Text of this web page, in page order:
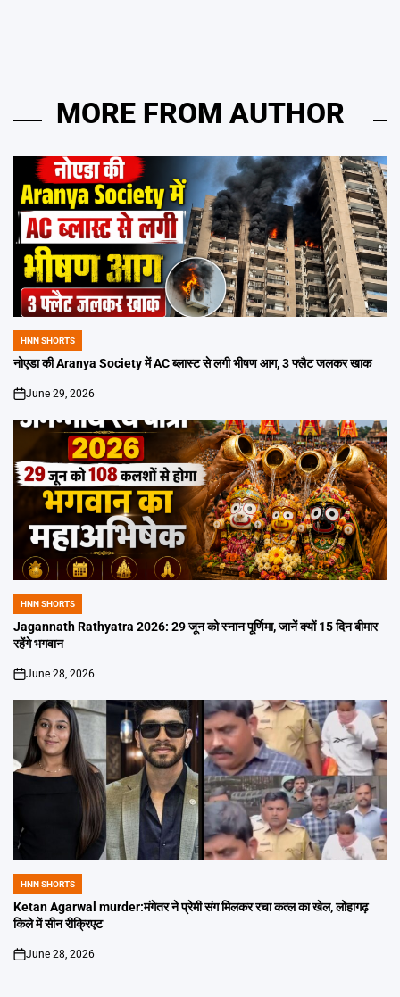
MORE FROM AUTHOR
POSTED
IN
HNN SHORTS
नोएडा की Aranya Society में AC ब्लास्ट से लगी भीषण आग, 3 फ्लैट जलकर खाक
on
June 29, 2026
POSTED
IN
HNN SHORTS
Jagannath Rathyatra 2026: 29 जून को स्नान पूर्णिमा, जानें क्यों 15 दिन बीमार
रहेंगे भगवान
on
June 28, 2026
POSTED
IN
HNN SHORTS
Ketan Agarwal murder:मंगेतर ने प्रेमी संग मिलकर रचा कत्ल का खेल, लोहागढ़
किले में सीन रीक्रिएट
on
June 28, 2026